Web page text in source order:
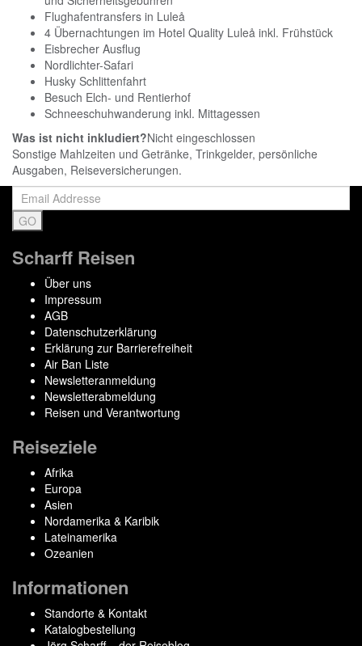
Flughafentransfers in Luleå
4 Übernachtungen im Hotel Quality Luleå inkl. Frühstück
Eisbrecher Ausflug
Nordlichter-Safari
Husky Schlittenfahrt
Besuch Elch- und Rentierhof
Schneeschuhwanderung inkl. Mittagessen
Was ist nicht inkludiert?Nicht eingeschlossen
Sonstige Mahlzeiten und Getränke, Trinkgelder, persönliche
Ausgaben, Reiseversicherungen.
Scharff Reisen
Über uns
Impressum
AGB
Datenschutzerklärung
Erklärung zur Barrierefreiheit
Air Ban Liste
Newsletteranmeldung
Newsletterabmeldung
Reisen und Verantwortung
Reiseziele
Afrika
Europa
Asien
Nordamerika & Karibik
Lateinamerika
Ozeanien
Informationen
Standorte & Kontakt
Katalogbestellung